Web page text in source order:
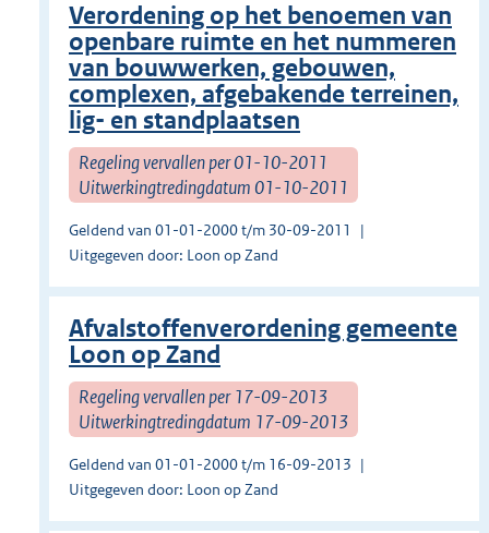
Verordening op het benoemen van
openbare ruimte en het nummeren
van bouwwerken, gebouwen,
complexen, afgebakende terreinen,
lig- en standplaatsen
Regeling vervallen per 01-10-2011
Uitwerkingtredingdatum 01-10-2011
Geldend van 01-01-2000 t/m 30-09-2011
Uitgegeven door: Loon op Zand
Afvalstoffenverordening gemeente
Loon op Zand
Regeling vervallen per 17-09-2013
Uitwerkingtredingdatum 17-09-2013
Geldend van 01-01-2000 t/m 16-09-2013
Uitgegeven door: Loon op Zand